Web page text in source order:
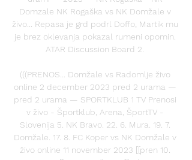
Domzale NK Rogaška vs NK Domžale v
živo... Repasa je grd podrl Doffo, Martik mu
je brez oklevanja pokazal rumeni opomin.
ATAR Discussion Board 2.
(((PRENOS... Domžale vs Radomlje živo
online 2 december 2023 pred 2 urama —
pred 2 urama — SPORTKLUB 1 TV Prenosi
v živo - Športklub, Arena, ŠportTV -
Slovenija 5. NK Bravo. 22. 6. Mura. 19. 7.
Domžale. 17. 8. FC Koper vs NK Domžale v
živo online 11 november 2023 [[pren 10.